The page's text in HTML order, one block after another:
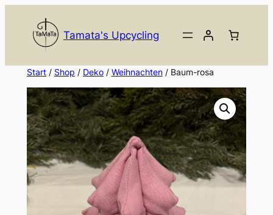
springen
Tamata's Upcycling
Start/ Shop / Deko/ Weihnachten/ Baum-rosa